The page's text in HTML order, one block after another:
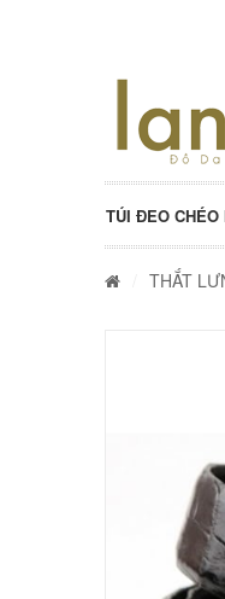
TÚI ĐEO CHÉO
THẮT